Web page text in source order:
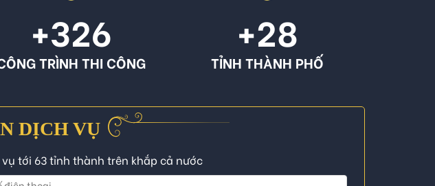
+326
TRÌNH THI CÔNG
+28
TỈNH THÀNH PHỐ
DỊCH VỤ
vụ tới 63 tỉnh thành trên khắp cả nước